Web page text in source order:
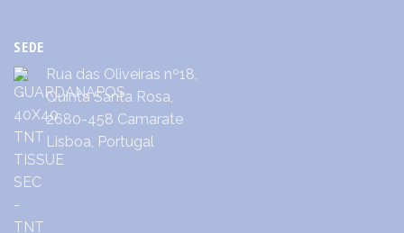
SEDE
Rua das Oliveiras nº18,
Quinta Santa Rosa,
2680-458 Camarate
Lisboa, Portugal